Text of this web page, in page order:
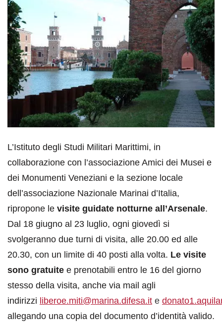
L’Istituto degli Studi Militari Marittimi, in
collaborazione con l’associazione Amici dei Musei e
dei Monumenti Veneziani e la sezione locale
dell’associazione Nazionale Marinai d’Italia,
ripropone le visite guidate notturne all’Arsenale.
Dal 18 giugno al 23 luglio, ogni giovedì si
svolgeranno due turni di visita, alle 20.00 ed alle
20.30, con un limite di 40 posti alla volta. Le visite
sono gratuite e prenotabili entro le 16 del giorno
stesso della visita, anche via mail agli
indirizzi liberoe.miti@marina.difesa.it e
allegando una copia del documento d’identità valido.